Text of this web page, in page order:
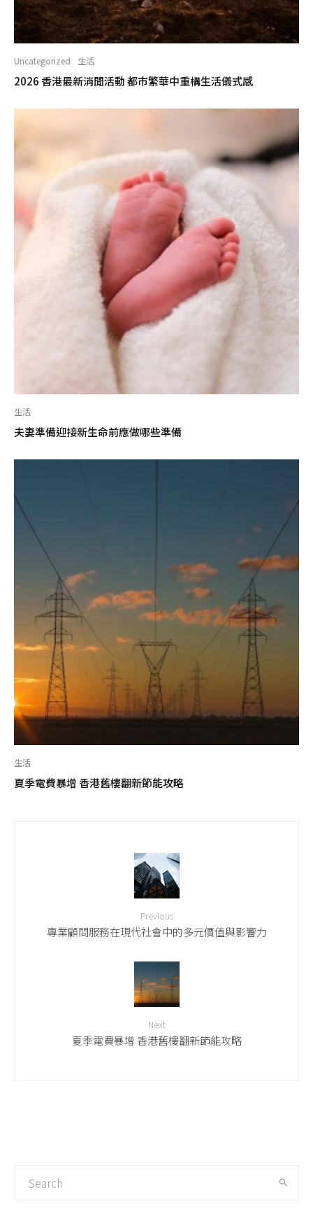
Uncategorized 生活
2026 香港最新消閒活動 都市繁華中重構生活儀式感
生活
夫妻準備迎接新生命前應做哪些準備
生活
夏季電費暴增 香港舊樓翻新節能攻略
Previous
專業顧問服務在現代社會中的多元價值與影響力
Next
夏季電費暴增 香港舊樓翻新節能攻略